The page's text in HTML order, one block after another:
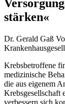
stärken«
Dr. Gerald Gaß
Krebsbetroffene
medizinische
die aus eigenem
Krebsgesellschaft